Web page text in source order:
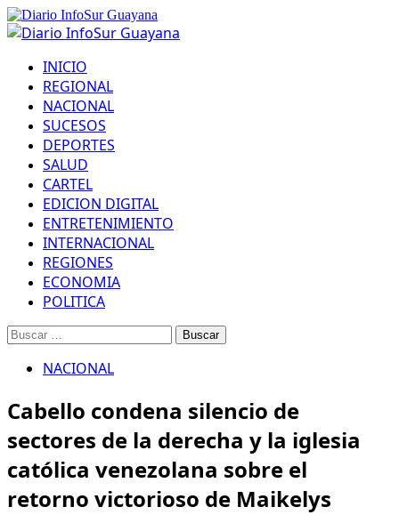
Saltar
al
Menú
INICIO
REGIONAL
NACIONAL
SUCESOS
DEPORTES
SALUD
CARTEL
EDICION DIGITAL
ENTRETENIMIENTO
INTERNACIONAL
REGIONES
ECONOMIA
POLITICA
Buscar:
NACIONAL
Cabello condena silencio de
sectores de la derecha y la iglesia
católica venezolana sobre el
retorno victorioso de Maikelys